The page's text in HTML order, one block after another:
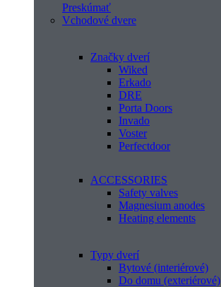
Preskúmať
Vchodové dvere
Značky dverí
Wiked
Erkado
DRE
Porta Doors
Invado
Voster
Perfectdoor
ACCESSORIES
Safety valves
Magnesium anodes
Heating elements
Typy dverí
Bytové (interiérové)
Do domu (exteriérové)